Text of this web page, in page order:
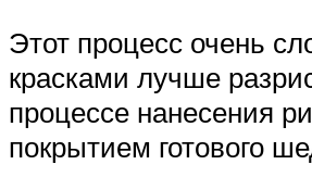
Этот процесс очень
красками лучше
процессе нанесения
покрытием готового